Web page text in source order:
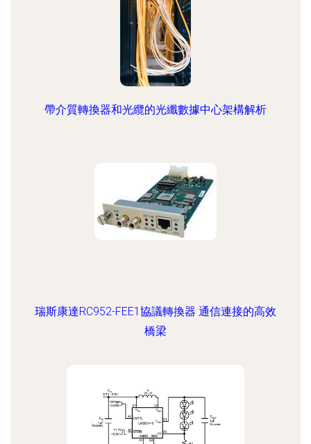
帶介質轉換器和光纜的光纖數據中心架構解析
瑞斯康達RC952-FEE1協議轉換器 通信連接的高效
橋梁